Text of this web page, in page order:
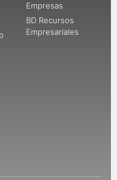
Empresas
BD Recursos
Empresariales